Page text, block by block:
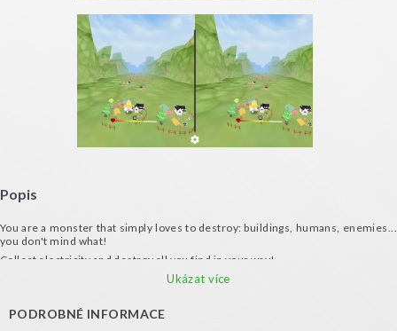
Popis
You are a monster that simply loves to destroy: buildings, humans, enemies...
you don't mind what!
Collect electricity and destroy all you find in your way!
- Endless running game
Ukázat více
PODROBNÉ INFORMACE